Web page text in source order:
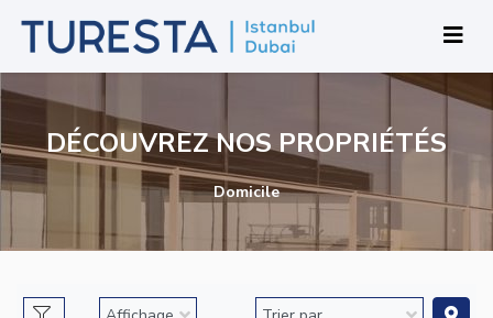
DÉCOUVREZ NOS PROPRIÉTÉS
Domicile